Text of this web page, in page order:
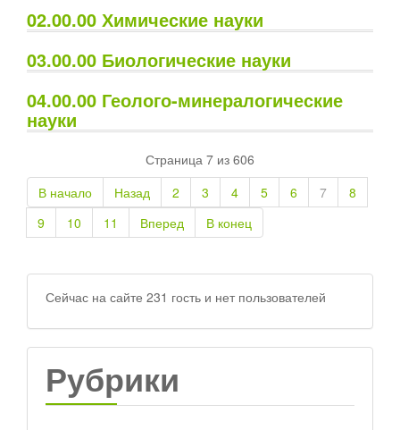
02.00.00 Химические науки
03.00.00 Биологические науки
04.00.00 Геолого-минералогические
науки
Страница 7 из 606
В начало
Назад 2 3 4 5 6 7
8
9
10 11 Вперед В конец
Сейчас на сайте 231 гость и нет пользователей
Рубрики